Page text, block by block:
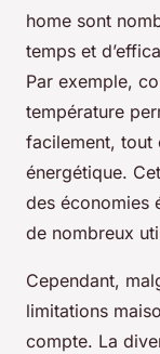
home sont
temps et
Par exemple,
température
facilement, tout
énergétique.
des économies
de nombreux
Cependant,
limitations
compte. La